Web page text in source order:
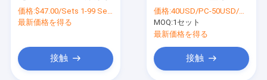
価格:$47.00/Sets 1-99 Sets
最新価格を得る
接触
差し込みます
価格:40USD/PC-50USD/PC
MOQ:1セット
最新価格を得る
接触